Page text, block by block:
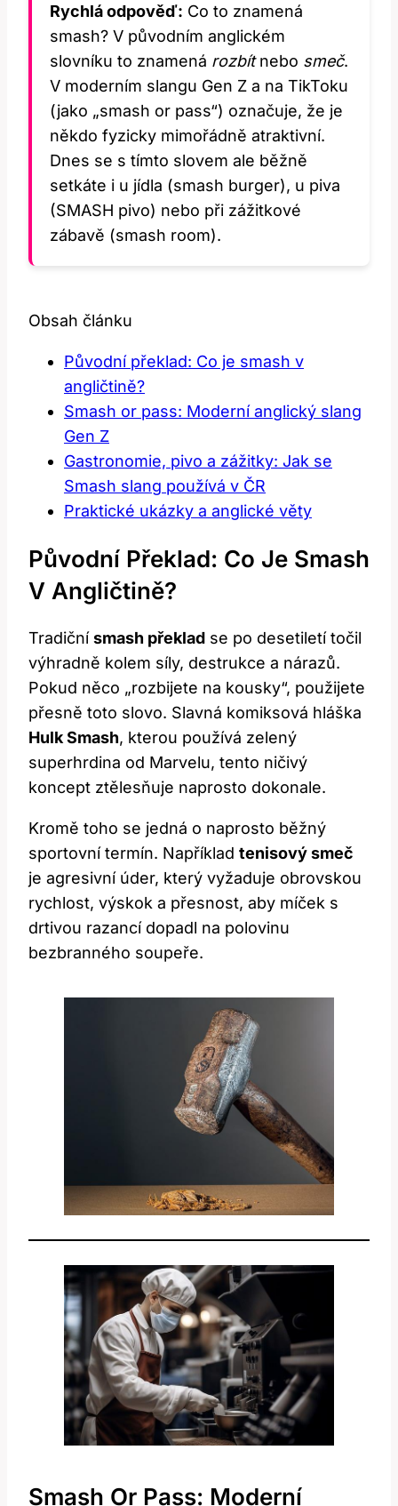
Rychlá odpověď: Co to znamená
smash? V původním anglickém
slovníku to znamená rozbítnebo smeč.
V moderním slangu Gen Z a na TikToku
(jako „smash or pass“) označuje, že je
někdo fyzicky mimořádně atraktivní.
Dnes se s tímto slovem ale běžně
setkáte i u jídla (smash burger), u piva
(SMASH pivo) nebo při zážitkové
zábavě (smash room).
Obsah článku
Původní překlad: Co je smash v
angličtině?
Smash or pass: Moderní anglický slang
Gen Z
Gastronomie, pivo a zážitky: Jak se
Smash slang používá v ČR
Praktické ukázky a anglické věty
Původní Překlad: Co Je Smash
V Angličtině?
Tradičnísmash překlad se po desetiletí točil
výhradně kolem síly, destrukce a nárazů.
Pokud něco „rozbijete na kousky“, použijete
přesně toto slovo. Slavná komiksová hláška
Hulk Smash, kterou používá zelený
superhrdina od Marvelu, tento ničivý
koncept ztělesňuje naprosto dokonale.
Kromě toho se jedná o naprosto běžný
sportovní termín. Například tenisový smeč
je agresivní úder, který vyžaduje obrovskou
rychlost, výskok a přesnost, aby míček s
drtivou razancí dopadl na polovinu
bezbranného soupeře.
Smash Or Pass: Moderní